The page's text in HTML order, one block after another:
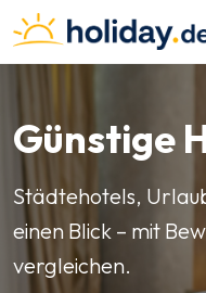
Günstige
Städtehotels,
einen Blick – mit
vergleichen.